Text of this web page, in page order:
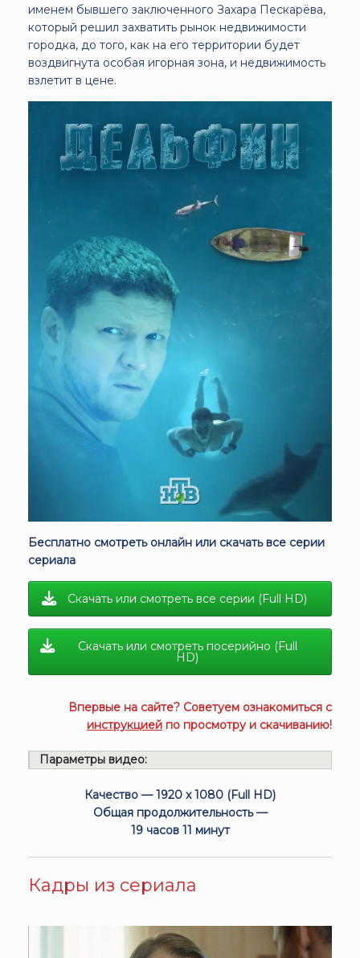
именем бывшего заключенного Захара Пескарёва,
который решил захватить рынок недвижимости
городка, до того, как на его территории будет
воздвигнута особая игорная зона, и недвижимость
взлетит в цене.
Бесплатно смотреть онлайн или скачать все серии
сериала
Скачать или смотреть все серии (Full HD)
Скачать или смотреть посерийно (Full
HD)
Впервые на сайте? Советуем ознакомиться с
инструкцией по просмотру и скачиванию!
Параметры видео:
Качество — 1920 x 1080 (Full HD)
Общая продолжительность —
19 часов 11 минут
Кадры из сериала